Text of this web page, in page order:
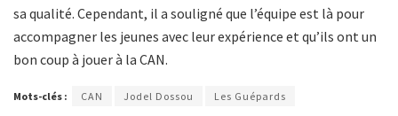
sa qualité. Cependant, il a souligné que l’équipe est là pour
accompagner les jeunes avec leur expérience et qu’ils ont un
bon coup à jouer à la CAN.
Mots-clés : CAN Jodel Dossou Les Guépards